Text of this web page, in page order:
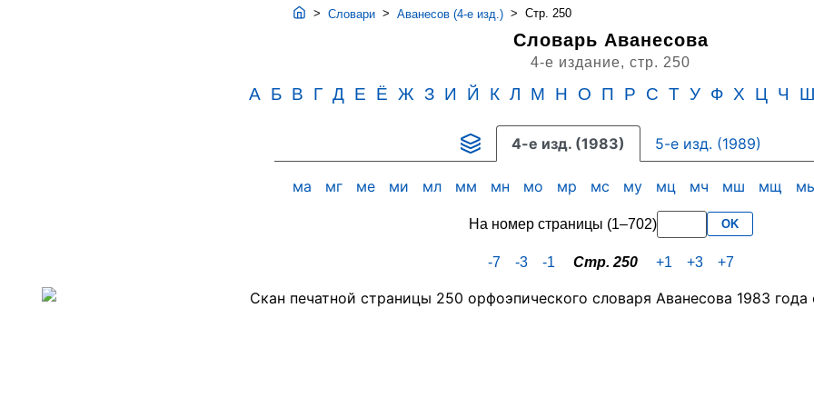
> Словари > Аванесов (4-е изд.) > Стр. 250
Словарь Аванесова
4-е издание, стр. 250
А Б В Г Д Е Ё Ж З И Й К Л М Н О П Р С Т У Ф Х Ц Ч Ш
4-е изд. (1983) 5-е изд. (1989)
ма мг ме ми мл мм мн мо мр мс му мц мч мш мщ
На номер страницы (1–702) OK
-7 -3 -1 Стр. 250 +1 +3 +7
Скан